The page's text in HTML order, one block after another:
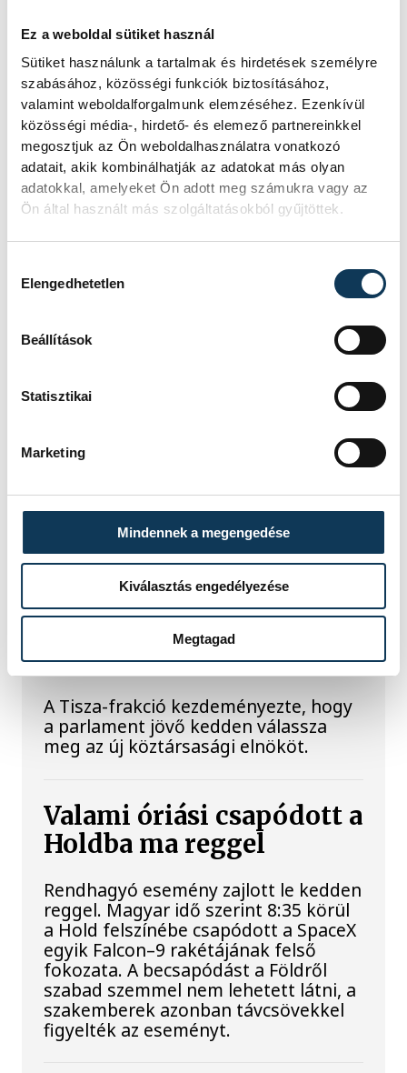
Ez a weboldal sütiket használ
Sütiket használunk a tartalmak és hirdetések személyre
szabásához, közösségi funkciók biztosításához,
valamint weboldalforgalmunk elemzéséhez. Ezenkívül
közösségi média-, hirdető- és elemező partnereinkkel
megosztjuk az Ön weboldalhasználatra vonatkozó
adatait, akik kombinálhatják az adatokat más olyan
adatokkal, amelyeket Ön adott meg számukra vagy az
Ön által használt más szolgáltatásokból gyűjtöttek.
Elengedhetetlen
Beállítások
Statisztikai
Marketing
Mindennek a megengedése
Kiválasztás engedélyezése
Megtagad
A folyó rekordalacsony vízállása miatt
egy csaknem komplett, II.
világháborús német DKW NZ 350-1
motorkerékpárbukkant elő a
Batthyány téri rakpart sziklái alól,
máshol pedig egy közel féltonnás brit
akna került elő.
Késéltánc a Dunán: Mi
vezérigazgatója ATV-n Rónai Egonnak
adott interjújában vázolta fel a Paksi
technológiai kihívásokat. A
szakember, aki korábban éveken át
fejlesztésekért és a paksi blokkok
működéséért, arra figyelmeztet: az
amelyre eredetileg nem tervezték.
A Tisza-frakció
kezdeményezte, hogy
jövő kedden legyen az
államfőválasztás
A Tisza-frakció kezdeményezte, hogy
a parlament jövő kedden válassza
meg az új köztársasági elnököt.
Valami óriási csapódott a
Holdba ma reggel
Rendhagyó esemény zajlott le kedden
reggel. Magyar idő szerint 8:35 körül
a Hold felszínébe csapódott a SpaceX
egyik Falcon–9 rakétájának felső
fokozata. A becsapódást a Földről
szabad szemmel nem lehetett látni, a
szakemberek azonban távcsövekkel
figyelték az eseményt.